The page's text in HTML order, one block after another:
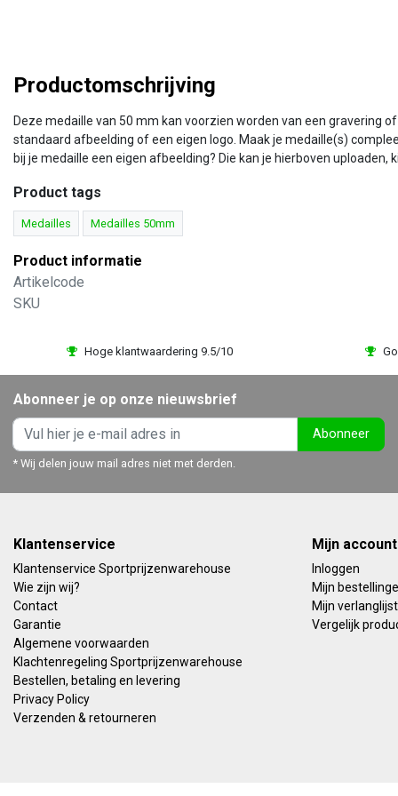
Productomschrijving
Deze medaille van 50 mm kan voorzien worden van een gravering
standaard afbeelding of een eigen logo. Maak je medaille(s)
bij je medaille een eigen afbeelding? Die kan je hierboven
Product tags
Medailles Medailles 50mm
Product informatie
Artikelcode
SKU
Hoge klantwaardering 9.5/10
Abonneer je op onze nieuwsbrief
Abonneer
* Wij delen jouw mail adres niet met derden.
Klantenservice
Klantenservice Sportprijzenwarehouse
Wie zijn wij?
Contact
Garantie
Algemene voorwaarden
Klachtenregeling Sportprijzenwarehouse
Bestellen, betaling en levering
Privacy Policy
Verzenden & retourneren
Mijn account
Inloggen
Mijn
Mijn verlanglijst
Vergelijk